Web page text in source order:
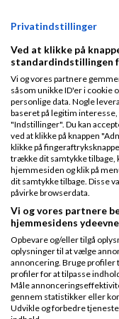
Nye
afmartinebirlund|
3 kommentarer
Blog indlægget er
arbejdet med
betalinger siden
Chief Product
Commercial...
Privatindstillinger
Ved at klikke på
standardindstillingen
Vi og vores partnere
såsom unikke ID'er i cookie
personlige data. Nogle
baseret på legitim
"Indstillinger". Du kan
ved at klikke på knappen
klikke på
trække dit samtykke tilbage,
hjemmesiden og klik på
dit samtykke tilbage. Disse
påvirke browserdata.
Vi og vores partnere
hjemmesidens
Opbevare og/eller tilgå
oplysninger til at vælge
annoncering. Bruge profiler
profiler for at tilpasse
Måle
gennem statistikker eller
Udvikle og forbedre